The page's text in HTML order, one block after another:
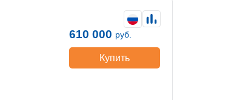
610 000 руб.
Купить